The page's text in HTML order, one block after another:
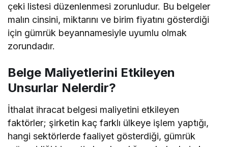
çeki listesi düzenlenmesi zorunludur. Bu belgeler
malın cinsini, miktarını ve birim fiyatını gösterdiği
için gümrük beyannamesiyle uyumlu olmak
zorundadır.
Belge Maliyetlerini Etkileyen
Unsurlar Nelerdir?
İthalat ihracat belgesi maliyetini etkileyen
faktörler; şirketin kaç farklı ülkeye işlem yaptığı,
hangi sektörlerde faaliyet gösterdiği, gümrük